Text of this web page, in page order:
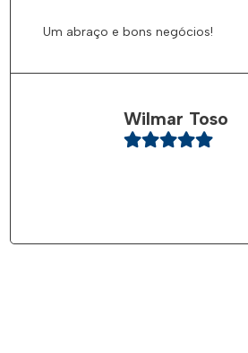
Um abraço e bons negócios!
Wilmar Toso